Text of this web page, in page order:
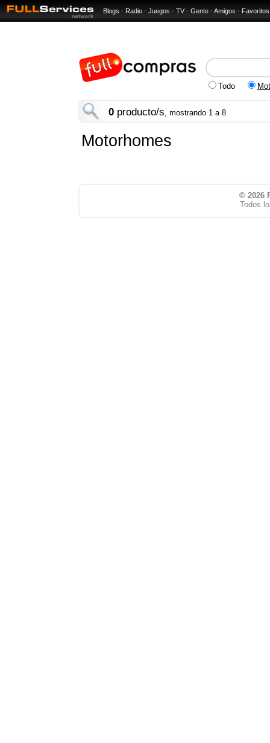
Blogs · Radio · Juegos · TV · Gente · Amigos · Favoritos
Todo
0 producto/s, mostrando 1 a 8
Motorhomes
© 2026
Todos